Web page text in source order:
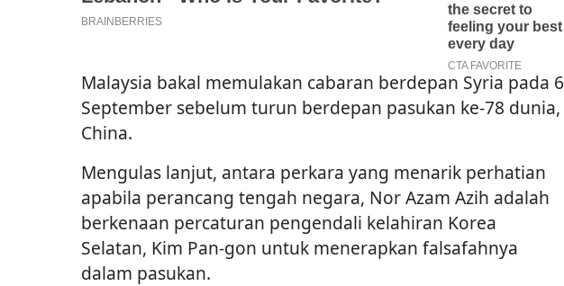
Malaysia bakal memulakan cabaran berdepan Syria pada 6
September sebelum turun berdepan pasukan ke-78 dunia,
China.
Mengulas lanjut, antara perkara yang menarik perhatian
apabila perancang tengah negara, Nor Azam Azih adalah
berkenaan percaturan pengendali kelahiran Korea
Selatan, Kim Pan-gon untuk menerapkan falsafahnya
dalam pasukan.